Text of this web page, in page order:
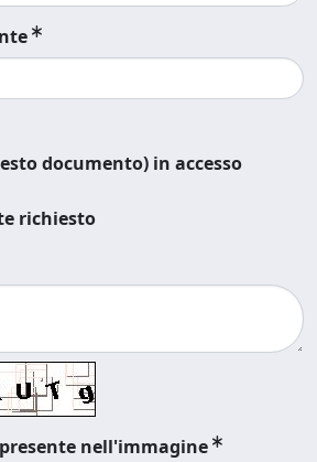
documento) in accesso
richiesto
nell'immagine